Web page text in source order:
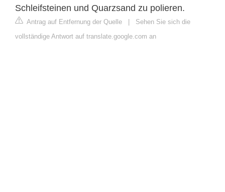
Schleifsteinen und Quarzsand zu polieren.
Antrag auf Entfernung der Quelle | Sehen Sie sich die
vollständige Antwort auf translate.google.com an